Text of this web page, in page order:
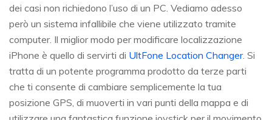
dei casi non richiedono l’uso di un PC. Vediamo adesso
però un sistema infallibile che viene utilizzato tramite
computer. Il miglior modo per modificare localizzazione
iPhone è quello di servirti di UltFone Location Changer. Si
tratta di un potente programma prodotto da terze parti
che ti consente di cambiare semplicemente la tua
posizione GPS, di muoverti in vari punti della mappa e di